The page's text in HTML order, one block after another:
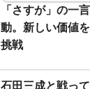
「さすが」の一
動。新しい価値
挑戦
石田三成と戦っ